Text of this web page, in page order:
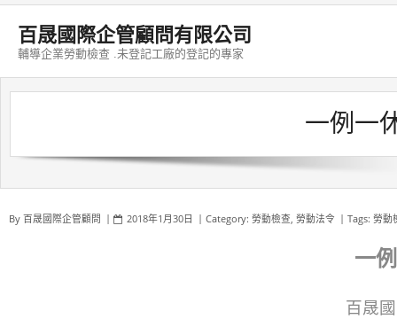
Skip
content百晟國際企管顧問有限公司
輔導企業勞動檢查 .未登記工廠的登記的專家
一例一
By 百晟國際企管顧問 2018年1月30日 Category: 勞動檢查, 勞動法令 Tags: 勞動
一
百晟